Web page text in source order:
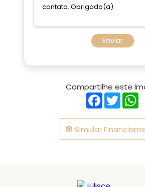
Enviar
Compartilhe este
Facebook
Twitter
Simular